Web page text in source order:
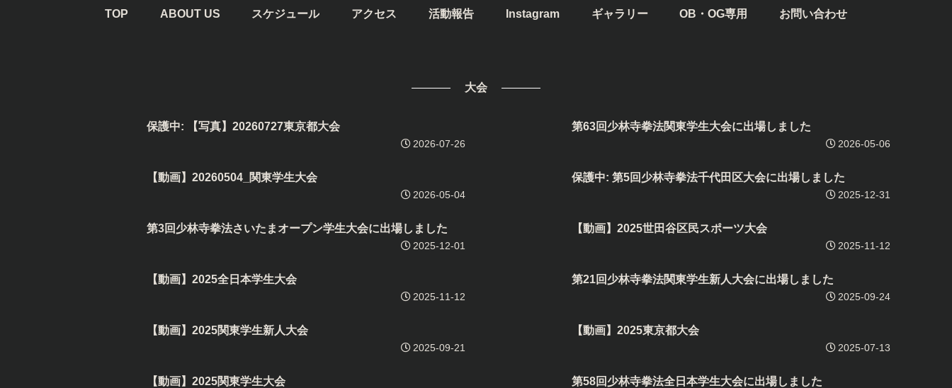
TOP ABOUT US スケジュール アクセス 活動報告 Instagram ギャラリー OB・OG専用 お問い合わせ
大会
保護中: 【写真】20260727東京都大会
2026-07-26
第63回少林寺拳法関東学生大会に出場しました
2026-05-06
【動画】20260504_関東学生大会
2026-05-04
保護中: 第5回少林寺拳法千代田区大会に出場しました
2025-12-31
第3回少林寺拳法さいたまオープン学生大会に出場しました
2025-12-01
【動画】2025世田谷区民スポーツ大会
2025-11-12
【動画】2025全日本学生大会
2025-11-12
第21回少林寺拳法関東学生新人大会に出場しました
2025-09-24
【動画】2025関東学生新人大会
2025-09-21
【動画】2025東京都大会
2025-07-13
【動画】2025関東学生大会 第58回少林寺拳法全日本学生大会に出場しました